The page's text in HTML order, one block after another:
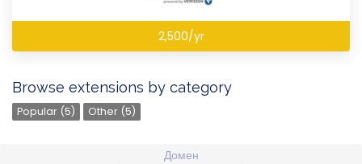
2,500/yr
Browse extensions by category
Popular (5) Other (5)
Домен